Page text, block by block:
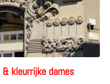
& kleurrijke dames